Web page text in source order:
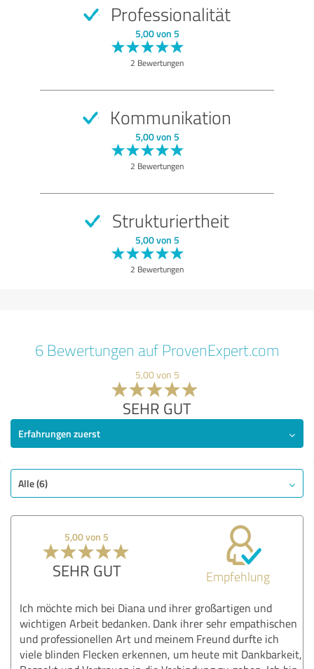
Professionalität
5,00 von 5
2 Bewertungen
Kommunikation
5,00 von 5
2 Bewertungen
Strukturiertheit
5,00 von 5
2 Bewertungen
6 Bewertungen auf ProvenExpert.com
5,00 von 5
SEHR GUT
Erfahrungen zuerst
Alle (6)
5,00 von 5
SEHR GUT Empfehlung
Ich möchte mich bei Diana und ihrer großartigen und
wichtigen Arbeit bedanken. Dank ihrer sehr empathischen
und professionellen Art und meinem Freund durfte ich
viele blinden Flecken erkennen, um heute mit Dankbarkeit,